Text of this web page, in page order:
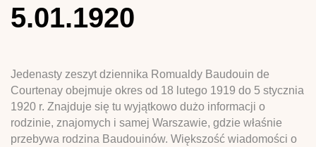
5.01.1920
Jedenasty zeszyt dziennika Romualdy Baudouin de
Courtenay obejmuje okres od 18 lutego 1919 do 5 stycznia
1920 r. Znajduje się tu wyjątkowo dużo informacji o
rodzinie, znajomych i samej Warszawie, gdzie właśnie
przebywa rodzina Baudouinów. Większość wiadomości o